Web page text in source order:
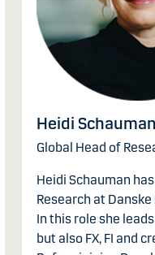
Heidi Schauman
Global Head of
Heidi Schauman
Research at
In this role she
but also FX, FI and